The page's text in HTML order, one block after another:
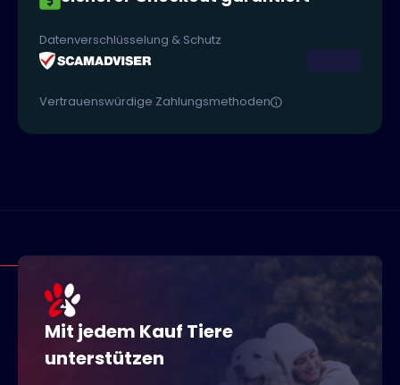
Datenverschlüsselung & Schutz
Vertrauenswürdige Zahlungsmethoden
Mit jedem Kauf Tiere
unterstützen